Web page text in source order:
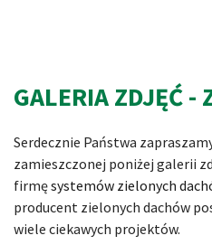
GALERIA ZDJĘĆ -
Serdecznie Państwa
zamieszczonej poniżej galerii
firmęsystemów zielonych
producent zielonych dachów
wiele ciekawych projektów.